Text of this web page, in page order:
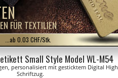
FÜR TEXTILIEN
...ab 0.03 CHF/Stk.
Small Style Model WL-M54
personalisiert mit gesticktem Digital
Schriftzug.